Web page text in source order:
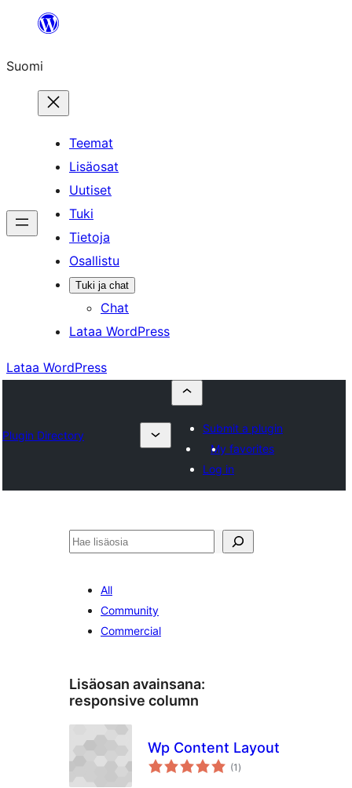
Suomi
Teemat
Lisäosat
Uutiset
Tuki
Tietoja
Osallistu
Tuki ja chat
Chat
Lataa WordPress
Lataa WordPress
Plugin Directory
Submit a plugin
My favorites
Log in
Etsi
All
Community
Commercial
Lisäosan avainsana:
responsive column
Wp Content Layout
(1 arvosanat
yhteensä
)